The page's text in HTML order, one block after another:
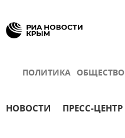
ПОЛИТИКА ОБЩЕСТВО
НОВОСТИ ПРЕСС-ЦЕНТР